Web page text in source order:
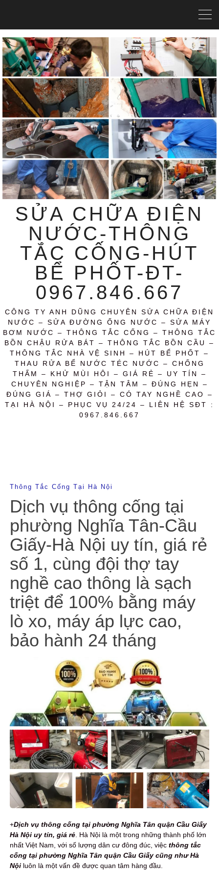
SỬA CHỮA ĐIỆN
NƯỚC-THÔNG
TẮC CỐNG-HÚT
BỂ PHỐT-ĐT-
0967.846.667
CÔNG TY ANH DŨNG CHUYÊN SỬA CHỮA ĐIỆN
NƯỚC – SỬA ĐƯỜNG ỐNG NƯỚC – SỬA MÁY
BƠM NƯỚC – THÔNG TẮC CỐNG – THÔNG TẮC
BỒN CHẬU RỬA BÁT – THÔNG TẮC BỒN CẦU –
THÔNG TẮC NHÀ VỆ SINH – HÚT BỂ PHỐT –
THAU RỬA BỂ NƯỚC TÉC NƯỚC – CHỐNG
THẤM – KHỬ MÙI HÔI – GIÁ RẺ – UY TÍN –
CHUYÊN NGHIỆP – TẬN TÂM – ĐÚNG HẸN –
ĐÚNG GIÁ – THỢ GIỎI – CÓ TAY NGHỀ CAO –
TẠI HÀ NỘI – PHỤC VỤ 24/24 – LIÊN HỆ SĐT :
0967.846.667
Thông Tắc Cống Tại Hà Nội
Dịch vụ thông cống tại
phường Nghĩa Tân-Cầu
Giấy-Hà Nội uy tín, giá rẻ
số 1, cùng đội thợ tay
nghề cao thông là sạch
triệt để 100% bằng máy
lò xo, máy áp lực cao,
bảo hành 24 tháng
+Dịch vụ thông cống tại phường Nghĩa Tân quận Cầu Giấy
Hà Nội uy tín, giá rẻ . Hà Nội là một trong những thành phố lớn
nhất Việt Nam, với số lượng dân cư đông đúc, việc thông tắc
cống tại phường Nghĩa Tân quận Cầu Giấy cũng như Hà
Nội luôn là một vấn đề được quan tâm hàng đầu.